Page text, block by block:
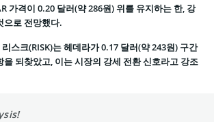
가격이 0.20 달러(약 286원) 위를 유지하는 한, 강
으로 전망했다.
스크(RISK)는 헤데라가 0.17 달러(약 243원) 구간
을 되찾았고, 이는 시장의 강세 전환 신호라고 강조